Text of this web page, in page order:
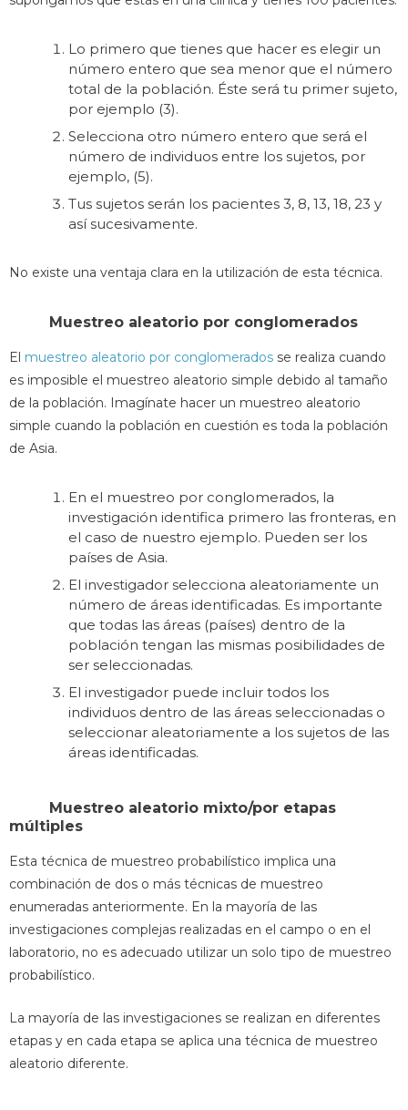
Lo primero que tienes que hacer es elegir un
número entero que sea menor que el número
total de la población. Éste será tu primer sujeto,
por ejemplo (3).
Selecciona otro número entero que será el
número de individuos entre los sujetos, por
ejemplo, (5).
Tus sujetos serán los pacientes 3, 8, 13, 18, 23 y
así sucesivamente.
No existe una ventaja clara en la utilización de esta técnica.
Muestreo aleatorio por conglomerados
El muestreo aleatorio por conglomerados se realiza cuando
es imposible el muestreo aleatorio simple debido al tamaño
de la población. Imagínate hacer un muestreo aleatorio
simple cuando la población en cuestión es toda la población
de Asia.
En el muestreo por conglomerados, la
investigación identifica primero las fronteras, en
el caso de nuestro ejemplo. Pueden ser los
países de Asia.
El investigador selecciona aleatoriamente un
número de áreas identificadas. Es importante
que todas las áreas (países) dentro de la
población tengan las mismas posibilidades de
ser seleccionadas.
El investigador puede incluir todos los
individuos dentro de las áreas seleccionadas o
seleccionar aleatoriamente a los sujetos de las
áreas identificadas.
Muestreo aleatorio mixto/por etapas
múltiples
Esta técnica de muestreo probabilístico implica una
combinación de dos o más técnicas de muestreo
enumeradas anteriormente. En la mayoría de las
investigaciones complejas realizadas en el campo o en el
laboratorio, no es adecuado utilizar un solo tipo de muestreo
probabilístico.
La mayoría de las investigaciones se realizan en diferentes
etapas y en cada etapa se aplica una técnica de muestreo
aleatorio diferente.